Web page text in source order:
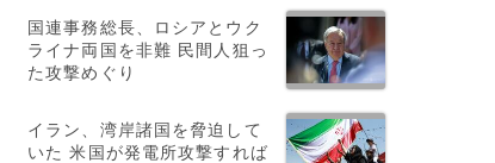
国連事務総長、ロシアとウク
ライナ両国を非難 民間人狙っ
た攻撃めぐり
イラン、湾岸諸国を脅迫して
いた 米国が発電所攻撃すれば